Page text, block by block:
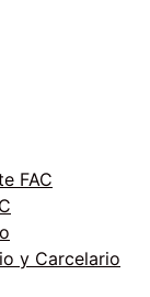
FAC
y Carcelario